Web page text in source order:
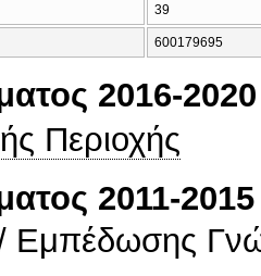
39
600179695
2016-2020
Περιοχής
2011-2015
Εμπέδωσης